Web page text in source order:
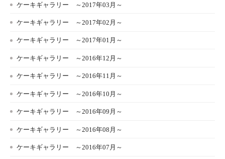
ケーキギャラリー ～2017年03月～
ケーキギャラリー ～2017年02月～
ケーキギャラリー ～2017年01月～
ケーキギャラリー ～2016年12月～
ケーキギャラリー ～2016年11月～
ケーキギャラリー ～2016年10月～
ケーキギャラリー ～2016年09月～
ケーキギャラリー ～2016年08月～
ケーキギャラリー ～2016年07月～